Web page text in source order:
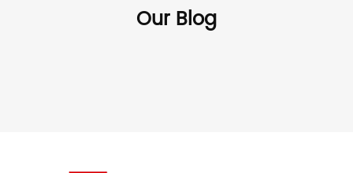
Our Blog